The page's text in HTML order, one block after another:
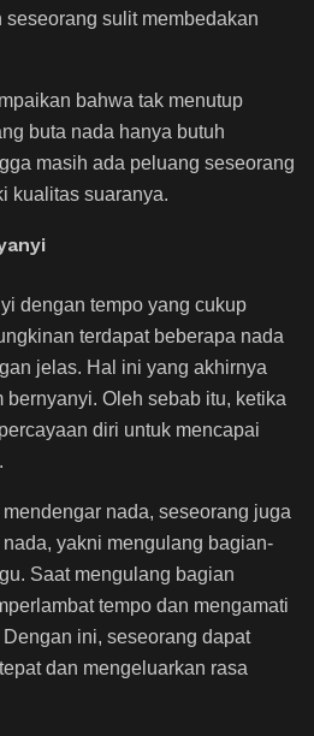
sulit membedakan
bahwa tak menutup
buta nada hanya butuh
masih ada peluang seseorang
kualitas suaranya.
dengan tempo yang cukup
terdapat beberapa nada
jelas. Hal ini yang akhirnya
bernyanyi. Oleh sebab itu, ketika
diri untuk mencapai
nada, seseorang juga
yakni mengulang bagian-
Saat mengulang bagian
tempo dan mengamati
ini, seseorang dapat
dan mengeluarkan rasa